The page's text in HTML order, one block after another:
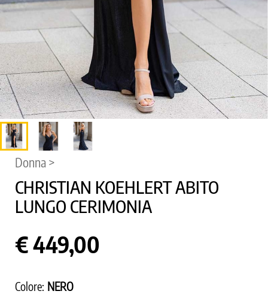
Donna >
CHRISTIAN KOEHLERT ABITO
LUNGO CERIMONIA
€ 449,00
Colore: NERO